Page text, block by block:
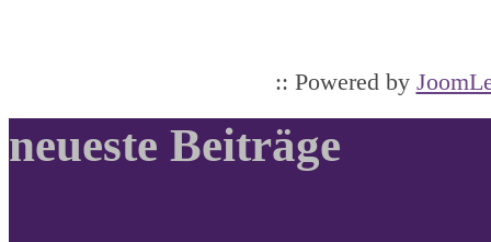
:: Powered by
neueste Beiträge